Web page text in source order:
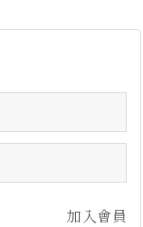
加入會員